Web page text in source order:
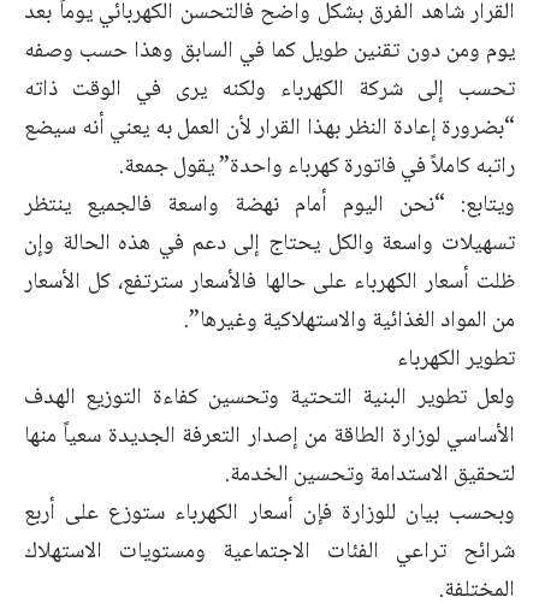
القرار شاهد الفرق بشكل واضح فالتحسن الكهربائي يوماً بعد
يوم ومن دون تقنين طويل كما في السابق وهذا حسب وصفه
تحسب إلى شركة الكهرباء ولكنه يرى في الوقت ذاته
“بضرورة إعادة النظر بهذا القرار لأن العمل به يعني أنه سيضع
راتبه كاملاً في فاتورة كهرباء واحدة” يقول جمعة.
ويتابع: “نحن اليوم أمام نهضة واسعة فالجميع ينتظر
تسهيلات واسعة والكل يحتاج إلى دعم في هذه الحالة وإن
ظلت أسعار الكهرباء على حالها فالأسعار سترتفع، كل الأسعار
من المواد الغذائية والاستهلاكية وغيرها”.
تطوير الكهرباء
ولعل تطوير البنية التحتية وتحسين كفاءة التوزيع الهدف
الأساسي لوزارة الطاقة من إصدار التعرفة الجديدة سعياً منها
لتحقيق الاستدامة وتحسين الخدمة.
وبحسب بيان للوزارة فإن أسعار الكهرباء ستوزع على أربع
شرائح تراعي الفئات الاجتماعية ومستويات الاستهلاك
المختلفة.